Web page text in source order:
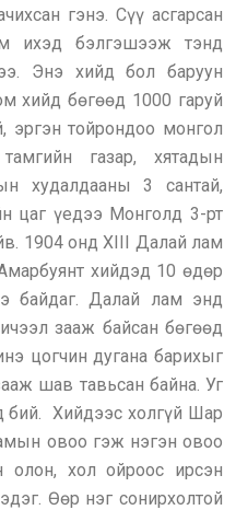
гэнэ. Сүү асгарсан
ихэд бэлгэшээж тэнд
Энэ хийд бол баруун
хийд бөгөөд 1000 гаруй
эргэн тойрондоо монгол
газар, хятадын
худалдааны 3 сантай,
цаг үедээ Монголд 3-рт
1904 онд XIII Далай лам
хийдэд 10 өдөр
байдаг. Далай лам энд
зааж байсан бөгөөд
цогчин дугана барихыг
шав тавьсан байна. Уг
бий. Хийдээс холгүй Шар
овоо гэж нэгэн овоо
олон, хол ойроос ирсэн
Өөр нэг сонирхолтой